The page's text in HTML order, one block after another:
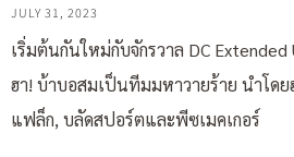
JULY 31, 2023
เริ่มต้นกันใหม่กับจักรวาล DC
ฮา! บ้าบอสมเป็นทีมมหาวายร้าย นำโด
แฟล็ก, บลัดสปอร์ตและพีซเมคเกอร์